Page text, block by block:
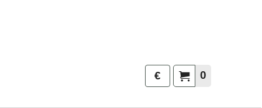
0
€